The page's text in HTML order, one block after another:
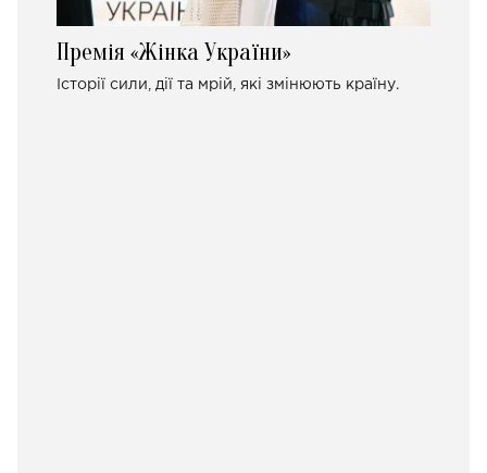
Премія «Жінка України»
Історії сили, дії та мрій, які змінюють країну.